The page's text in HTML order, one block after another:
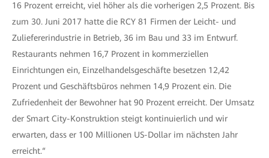
16 Prozent erreicht, viel höher als die vorherigen 2,5 Prozent. Bis
zum 30. Juni 2017 hatte die RCY 81 Firmen der Leicht- und
Zuliefererindustrie in Betrieb, 36 im Bau und 33 im Entwurf.
Restaurants nehmen 16,7 Prozent in kommerziellen
Einrichtungen ein, Einzelhandelsgeschäfte besetzen 12,42
Prozent und Geschäftsbüros nehmen 14,9 Prozent ein. Die
Zufriedenheit der Bewohner hat 90 Prozent erreicht. Der Umsatz
der Smart City-Konstruktion steigt kontinuierlich und wir
erwarten, dass er 100 Millionen US-Dollar im nächsten Jahr
erreicht.“